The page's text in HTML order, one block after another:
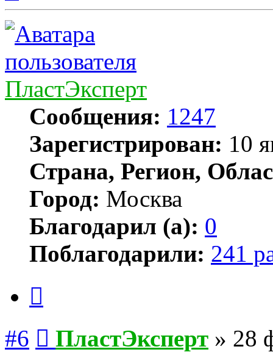
ПластЭксперт
Сообщения: 1247
Зарегистрирован: 10
Страна, Регион,
Город: Москва
Благодарил (а): 0
Поблагодарили: 241
#6 ПластЭксперт » 28